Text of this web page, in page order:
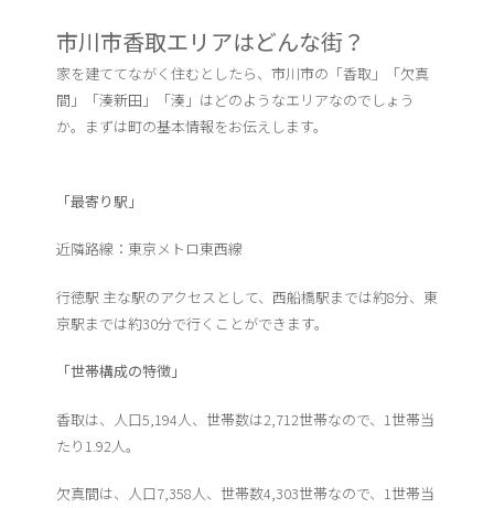
市川市香取エリアはどんな街？
家を建ててながく住むとしたら、市川市の「香取」「欠真
間」「湊新田」「湊」はどのようなエリアなのでしょう
か。まずは町の基本情報をお伝えします。
「最寄り駅」
近隣路線：東京メトロ東西線
行徳駅 主な駅のアクセスとして、西船橋駅までは約8分、東
京駅までは約30分で行くことができます。
「世帯構成の特徴」
香取は、人口5,194人、世帯数は2,712世帯なので、1世帯当
たり1.92人。
欠真間は、人口7,358人、世帯数4,303世帯なので、1世帯当